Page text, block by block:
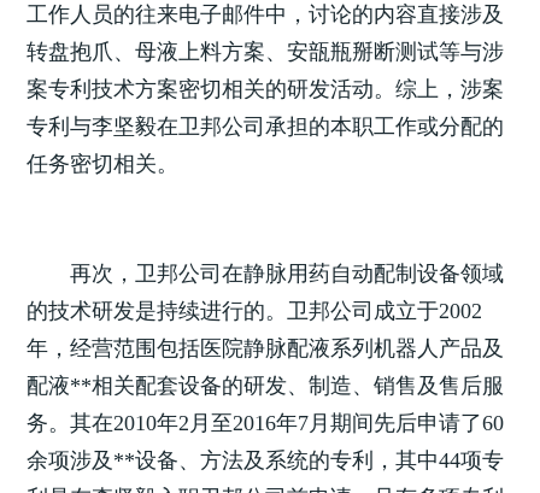
工作人员的往来电子邮件中，讨论的内容直接涉及
转盘抱爪、母液上料方案、安瓿瓶掰断测试等与涉
案专利技术方案密切相关的研发活动。综上，涉案
专利与李坚毅在卫邦公司承担的本职工作或分配的
任务密切相关。
再次，卫邦公司在静脉用药自动配制设备领域
的技术研发是持续进行的。卫邦公司成立于2002
年，经营范围包括医院静脉配液系列机器人产品及
配液**相关配套设备的研发、制造、销售及售后服
务。其在2010年2月至2016年7月期间先后申请了60
余项涉及**设备、方法及系统的专利，其中44项专